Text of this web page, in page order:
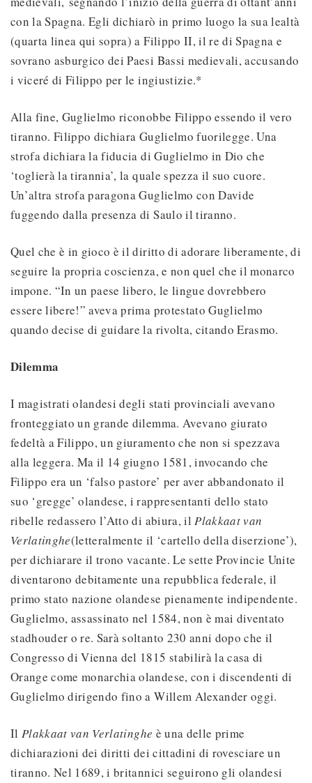
con la Spagna. Egli dichiarò in primo luogo la sua lealtà
(quarta linea qui sopra) a Filippo II, il re di Spagna e
sovrano asburgico dei Paesi Bassi medievali, accusando
i viceré di Filippo per le ingiustizie.*
Alla fine, Guglielmo riconobbe Filippo essendo il vero
tiranno. Filippo dichiara Guglielmo fuorilegge. Una
strofa dichiara la fiducia di Guglielmo in Dio che
‘toglierà la tirannia’, la quale spezza il suo cuore.
Un’altra strofa paragona Guglielmo con Davide
fuggendo dalla presenza di Saulo il tiranno.
Quel che è in gioco è il diritto di adorare liberamente, di
seguire la propria coscienza, e non quel che il monarco
impone. “In un paese libero, le lingue dovrebbero
essere libere!” aveva prima protestato Guglielmo
quando decise di guidare la rivolta, citando Erasmo.
Dilemma
I magistrati olandesi degli stati provinciali avevano
fronteggiato un grande dilemma. Avevano giurato
fedeltà a Filippo, un giuramento che non si spezzava
alla leggera. Ma il 14 giugno 1581, invocando che
Filippo era un ‘falso pastore’ per aver abbandonato il
suo ‘gregge’ olandese, i rappresentanti dello stato
ribelle redassero l’Atto di abiura, ilPlakkaat van
Verlatinghe(letteralmente il ‘cartello della diserzione’),
per dichiarare il trono vacante. Le sette Provincie Unite
diventarono debitamente una repubblica federale, il
primo stato nazione olandese pienamente indipendente.
Guglielmo, assassinato nel 1584, non è mai diventato
stadhouder o re. Sarà soltanto 230 anni dopo che il
Congresso di Vienna del 1815 stabilirà la casa di
Orange come monarchia olandese, con i discendenti di
Guglielmo dirigendo fino a Willem Alexander oggi.
IlPlakkaat van Verlatinghe è una delle prime
dichiarazioni dei diritti dei cittadini di rovesciare un
tiranno. Nel 1689, i britannici seguirono gli olandesi